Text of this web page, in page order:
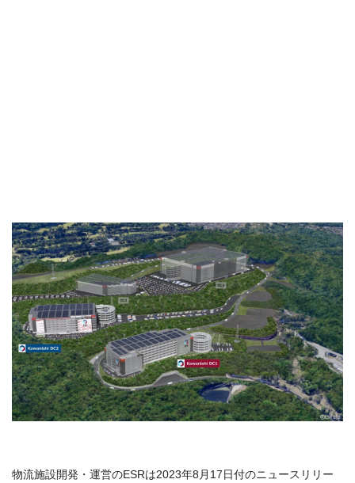
物流施設開発・運営のESRは2023年8月17日付のニュースリリー